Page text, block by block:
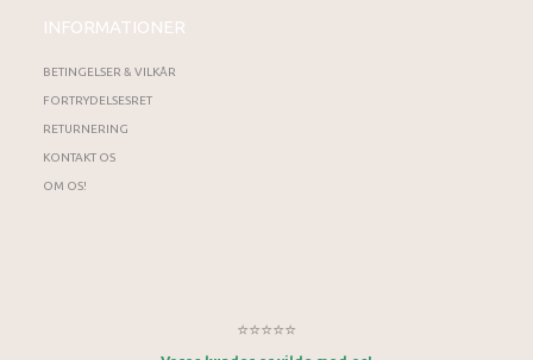
INFORMATIONER
BETINGELSER & VILKÅR
FORTRYDELSESRET
RETURNERING
KONTAKT OS
OM OS!
⭐⭐⭐⭐⭐